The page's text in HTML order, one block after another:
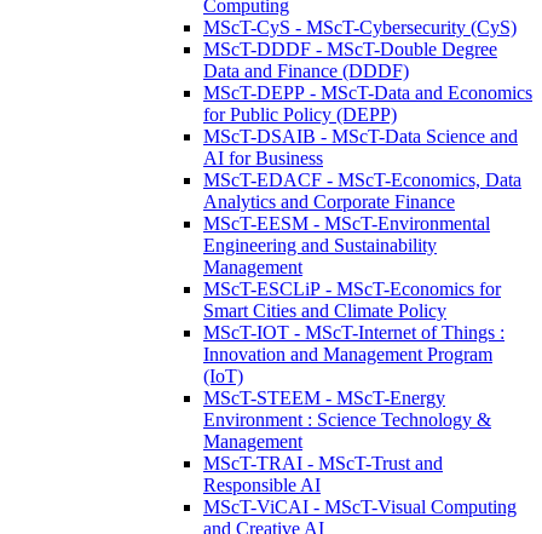
Computing
MScT-CyS - MScT-Cybersecurity (CyS)
MScT-DDDF - MScT-Double Degree
Data and Finance (DDDF)
MScT-DEPP - MScT-Data and Economics
for Public Policy (DEPP)
MScT-DSAIB - MScT-Data Science and
AI for Business
MScT-EDACF - MScT-Economics, Data
Analytics and Corporate Finance
MScT-EESM - MScT-Environmental
Engineering and Sustainability
Management
MScT-ESCLiP - MScT-Economics for
Smart Cities and Climate Policy
MScT-IOT - MScT-Internet of Things :
Innovation and Management Program
(IoT)
MScT-STEEM - MScT-Energy
Environment : Science Technology &
Management
MScT-TRAI - MScT-Trust and
Responsible AI
MScT-ViCAI - MScT-Visual Computing
and Creative AI